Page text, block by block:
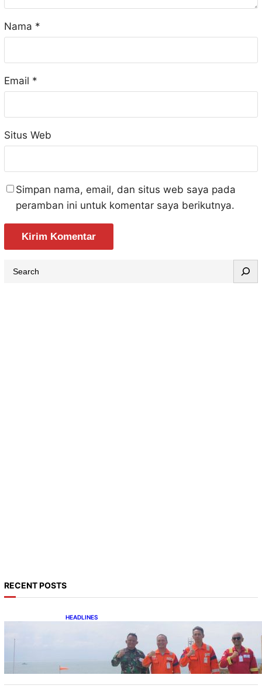
Nama *
Email *
Situs Web
Simpan nama, email, dan situs web saya pada
peramban ini untuk komentar saya berikutnya.
RECENT POSTS
HEADLINES
Perkuat Sinergi Pengamanan, Danlanal
Balikpapan Kunjungi Anjungan Bekapai